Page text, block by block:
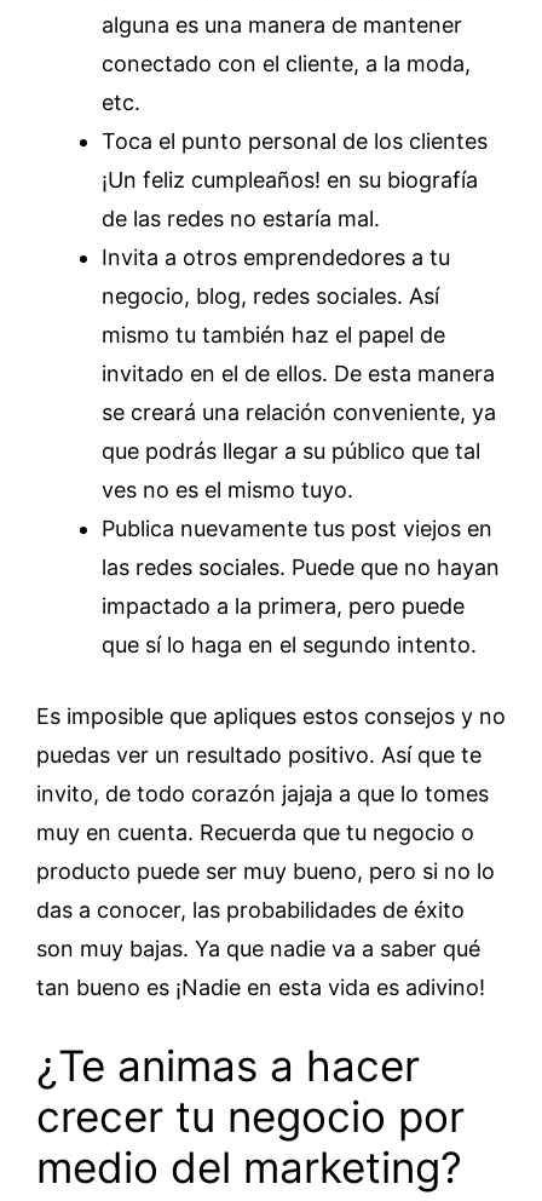
alguna es una manera de mantener
conectado con el cliente, a la moda,
etc.
Toca el punto personal de los clientes
¡Un feliz cumpleaños! en su biografía
de las redes no estaría mal.
Invita a otros emprendedores a tu
negocio, blog, redes sociales. Así
mismo tu también haz el papel de
invitado en el de ellos. De esta manera
se creará una relación conveniente, ya
que podrás llegar a su público que tal
ves no es el mismo tuyo.
Publica nuevamente tus post viejos en
las redes sociales. Puede que no hayan
impactado a la primera, pero puede
que sí lo haga en el segundo intento.
Es imposible que apliques estos consejos y no
puedas ver un resultado positivo. Así que te
invito, de todo corazón jajaja a que lo tomes
muy en cuenta. Recuerda que tu negocio o
producto puede ser muy bueno, pero si no lo
das a conocer, las probabilidades de éxito
son muy bajas. Ya que nadie va a saber qué
tan bueno es ¡Nadie en esta vida es adivino!
¿Te animas a hacer
crecer tu negocio por
medio del marketing?